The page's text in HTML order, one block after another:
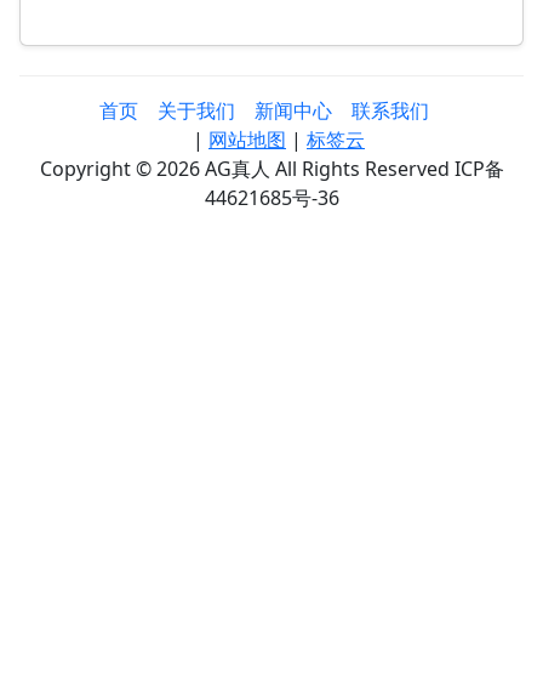
首页 关于我们 新闻中心
联系我们
| 网站地图 | 标签云
Copyright © 2026 AG真人 All Rights Reserved ICP备
44621685号-36